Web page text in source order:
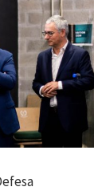
recebeu no dia 4 de
Marco Capitão
do Minho. A
Nacional, esteve Pedro
[…]